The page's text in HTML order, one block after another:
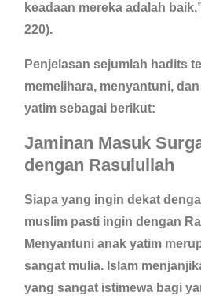
keadaan mereka adalah
220).
Penjelasan sejumlah hadits
memelihara, menyantuni,
yatim sebagai berikut:
Jaminan Masuk
dengan Rasulullah
Siapa yang ingin dekat
muslim pasti ingin dengan
Menyantuni anak yatim
sangat mulia. Islam
yang sangat istimewa bagi